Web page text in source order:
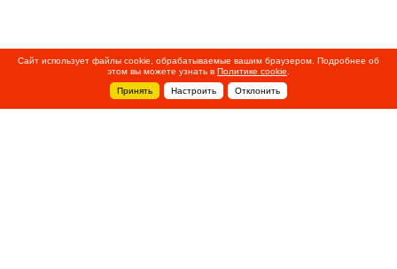
Сайт использует файлы cookie, обрабатываемые вашим браузером. Подробнее об
этом вы можете узнать в Политике cookie
Принять
Настроить Отклонить